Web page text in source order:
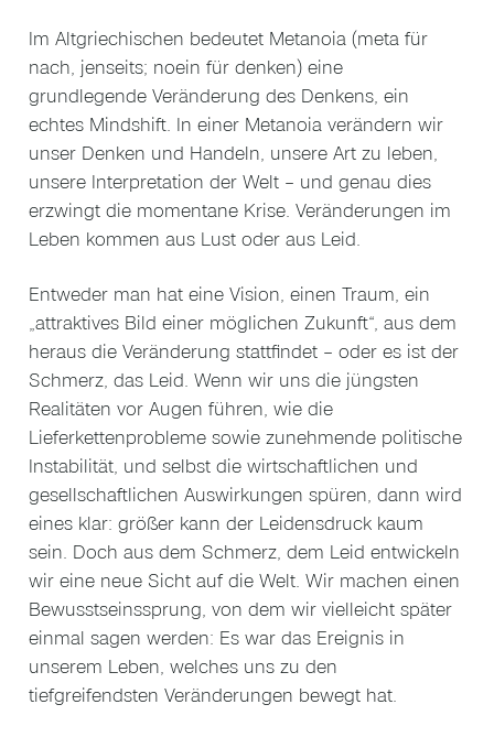
Im Altgriechischen bedeutet Metanoia (meta für
nach, jenseits; noein für denken) eine
grundlegende Veränderung des Denkens, ein
echtes Mindshift. In einer Metanoia verändern wir
unser Denken und Handeln, unsere Art zu leben,
unsere Interpretation der Welt – und genau dies
erzwingt die momentane Krise. Veränderungen im
Leben kommen aus Lust oder aus Leid.
Entweder man hat eine Vision, einen Traum, ein
„attraktives Bild einer möglichen Zukunft“, aus dem
heraus die Veränderung stattfindet – oder es ist der
Schmerz, das Leid. Wenn wir uns die jüngsten
Realitäten vor Augen führen, wie die
Lieferkettenprobleme sowie zunehmende politische
Instabilität, und selbst die wirtschaftlichen und
gesellschaftlichen Auswirkungen spüren, dann wird
eines klar: größer kann der Leidensdruck kaum
sein. Doch aus dem Schmerz, dem Leid entwickeln
wir eine neue Sicht auf die Welt. Wir machen einen
Bewusstseinssprung, von dem wir vielleicht später
einmal sagen werden: Es war das Ereignis in
unserem Leben, welches uns zu den
tiefgreifendsten Veränderungen bewegt hat.